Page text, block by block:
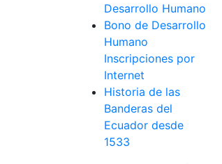
Desarrollo Humano
Bono de Desarrollo
Humano
Inscripciones por
Internet
Historia de las
Banderas del
Ecuador desde
1533